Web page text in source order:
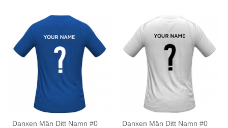
Danxen Män Ditt Namn #0
Danxen Män Ditt Namn #0